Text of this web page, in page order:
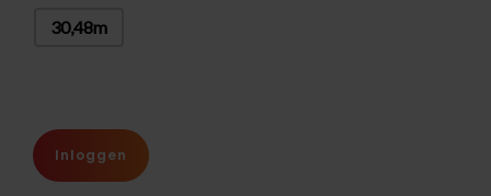
30,48m
Inloggen